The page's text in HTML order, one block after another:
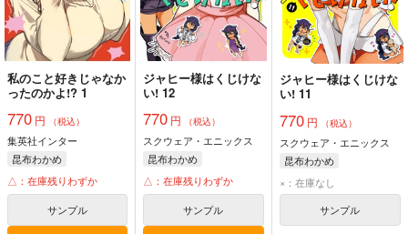
私のこと好きじゃなか
ったのかよ!? 1
770 円 （税込）
集英社インター
昆布わかめ
△：在庫残りわずか
サンプル
ジャヒー様はくじけな
い! 12
770 円 （税込）
スクウェア・エニックス
昆布わかめ
△：在庫残りわずか
サンプル
ジャヒー様はくじけな
い! 11
770円 （税込）
スクウェア・エニックス
昆布わかめ
×：在庫なし
サンプル